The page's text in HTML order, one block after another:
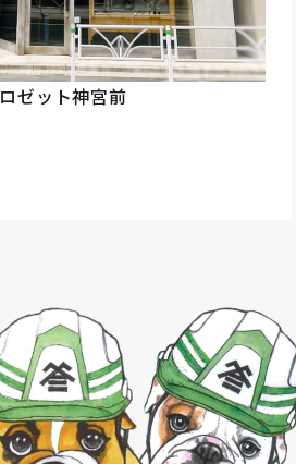
ロゼット神宮前